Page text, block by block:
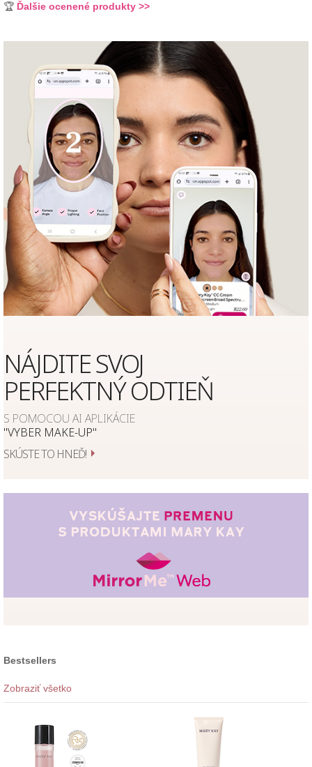
🏆 Ďalšie ocenené produkty >>
NÁJDITE SVOJ
PERFEKTNÝ ODTIEŇ
S POMOCOU AI APLIKÁCIE
"VYBER MAKE-UP"
SKÚSTE TO HNEĎ!
Bestsellers
Zobraziť všetko